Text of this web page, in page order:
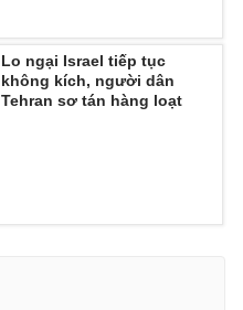
Lo ngại Israel tiếp tục
không kích, người dân
Tehran sơ tán hàng loạt